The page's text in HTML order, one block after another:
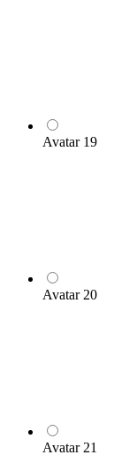
Avatar 19
Avatar 20
Avatar 21